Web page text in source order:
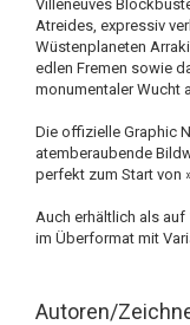
Villeneuves
Atreides, expressiv
Wüstenplaneten
edlen Fremen sowie
monumentaler Wucht
Die offizielle Graphic
atemberaubende
perfekt zum Start von
Auch erhältlich als
im Überformat mit
Autoren/